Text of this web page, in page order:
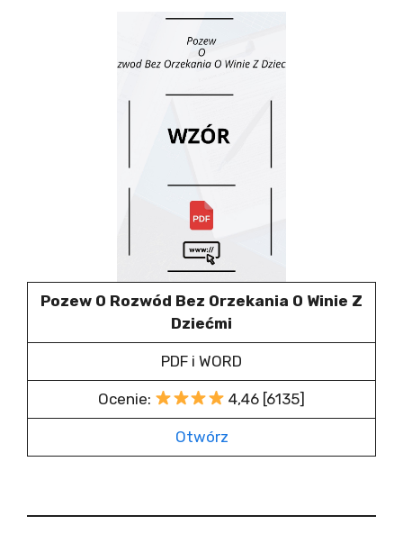
Pozew O Rozwód Bez Orzekania O Winie Z
Dziećmi
PDF i WORD
Ocenie: 4,46 [6135]
Otwórz